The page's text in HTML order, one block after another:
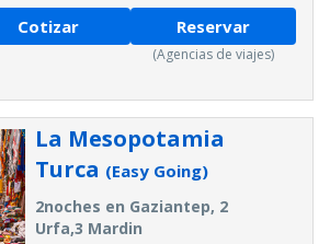
Cotizar Reservar
(Agencias de viajes)
La Mesopotamia
Turca (Easy Going)
2noches en Gaziantep, 2
Urfa,3 Mardin